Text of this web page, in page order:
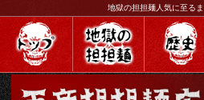
地獄の担担麺人気に至る